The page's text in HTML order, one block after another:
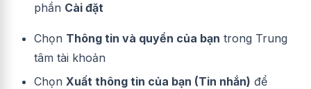
phần Cài đặt
Chọn Thông tin và quyền của bạn trong Trung
tâm tài khoản
Chọn Xuất thông tin của bạn (Tin nhắn) để